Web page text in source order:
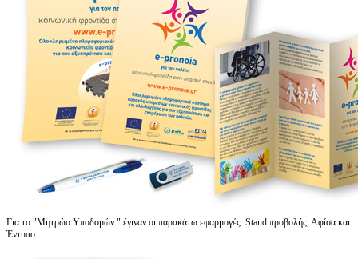
Για τo "Μητρώο Υποδομών " έγιναν οι παρακάτω εφαρμογές: Stand προβολής, Αφίσα και
Έντυπο.